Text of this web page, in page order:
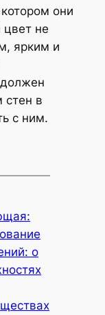
они
не
ярким и
должен
стен в
с ним.
о